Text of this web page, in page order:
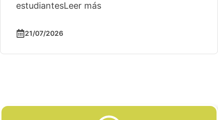
estudiantesLeer más
21/07/2026